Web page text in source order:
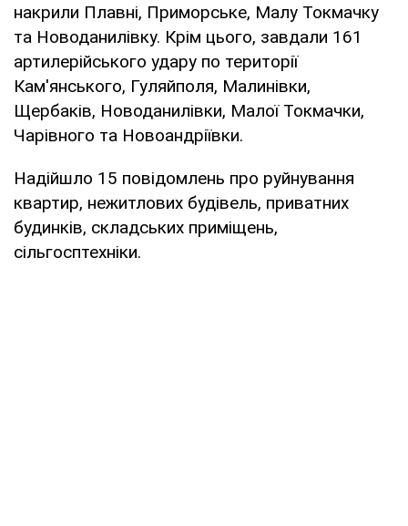
накрили Плавні, Приморське, Малу Токмачку
та Новоданилівку. Крім цього, завдали 161
артилерійського удару по території
Кам'янського, Гуляйполя, Малинівки,
Щербаків, Новоданилівки, Малої Токмачки,
Чарівного та Новоандріївки.
Надійшло 15 повідомлень про руйнування
квартир, нежитлових будівель, приватних
будинків, складських приміщень,
сільгосптехніки.